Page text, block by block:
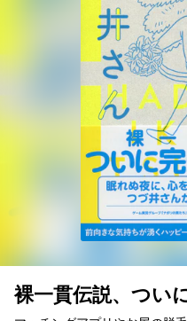
裸一貫伝説、つ